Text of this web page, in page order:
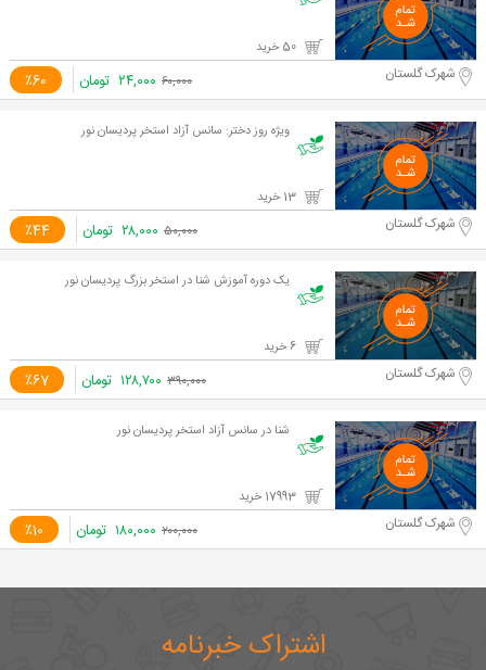
٪60 شهرک گلستان ۶۰,۰۰۰ ۲۴,۰۰۰ تومان
ویژه روز دختر: سانس آزاد استخر پردیسان نور
٪44 شهرک گلستان ۵۰,۰۰۰ ۲۸,۰۰۰ تومان
یک دوره آموزش شنا در استخر بزرگ پردیسان نور
٪67 شهرک گلستان ۳۹۰,۰۰۰ ۱۲۸,۷۰۰ تومان
شنا در سانس آزاد استخر پردیسان نور
٪10 شهرک گلستان ۲۰۰,۰۰۰ ۱۸۰,۰۰۰ تومان
اشتراک خبرنامه